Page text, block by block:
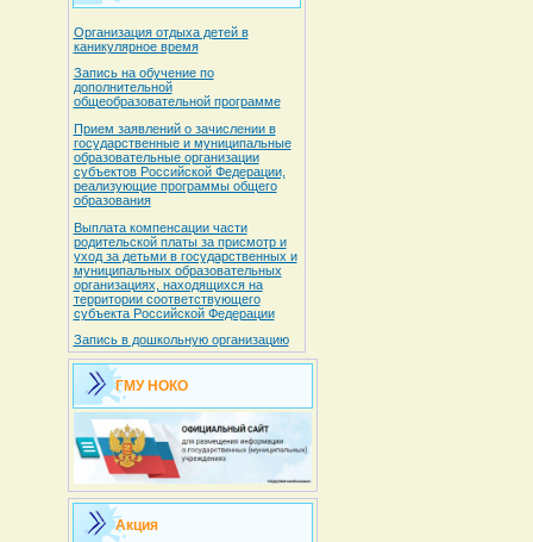
Организация отдыха детей в
каникулярное время
Запись на обучение по
дополнительной
общеобразовательной программе
Прием заявлений о зачислении в
государственные и муниципальные
образовательные организации
субъектов Российской Федерации,
реализующие программы общего
образования
Выплата компенсации части
родительской платы за присмотр и
уход за детьми в государственных и
муниципальных образовательных
организациях, находящихся на
территории соответствующего
субъекта Российской Федерации
Запись в дошкольную организацию
ГМУ НОКО
Акция